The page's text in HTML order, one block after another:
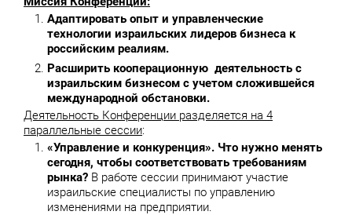
Адаптировать опыт и управленческие
технологии израильских лидеров бизнеса к
российским реалиям.
Расширить кооперационную деятельность с
израильским бизнесом с учетом сложившейся
международной обстановки.
Деятельность Конференции разделяется на 4
параллельные сессии:
«Управление и конкуренция». Что нужно менять
сегодня, чтобы соответствовать требованиям
рынка? В работе сессии принимают участие
израильские специалисты по управлению
изменениями на предприятии.